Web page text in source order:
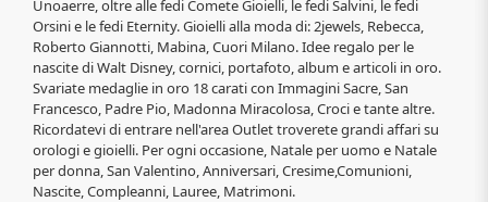
Unoaerre, oltre alle fedi Comete Gioielli, le fedi Salvini, le fedi
Orsini e le fedi Eternity. Gioielli alla moda di: 2jewels, Rebecca,
Roberto Giannotti, Mabina, Cuori Milano. Idee regalo per le
nascite di Walt Disney, cornici, portafoto, album e articoli in oro.
Svariate medaglie in oro 18 carati con Immagini Sacre, San
Francesco, Padre Pio, Madonna Miracolosa, Croci e tante altre.
Ricordatevi di entrare nell'area Outlet troverete grandi affari su
orologi e gioielli. Per ogni occasione, Natale per uomo e Natale
per donna, San Valentino, Anniversari, Cresime,Comunioni,
Nascite, Compleanni, Lauree, Matrimoni.